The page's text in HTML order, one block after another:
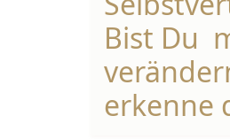
Bist Du
erkenne